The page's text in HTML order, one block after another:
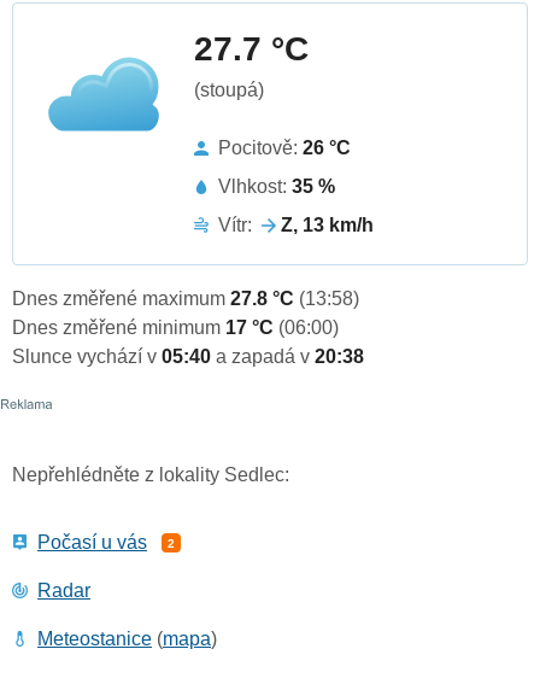
27.7 °C
(stoupá)
Pocitově: 26 °C
Vlhkost: 35 %
Vítr:
Z, 13 km/h
Dnes změřené maximum 27.8 °C (13:58)
Dnes změřené minimum 17 °C (06:00)
Slunce vychází v 05:40 a zapadá v 20:38
Nepřehlédněte z lokality Sedlec:
Počasí u vás 2
Radar
Meteostanice (mapa)